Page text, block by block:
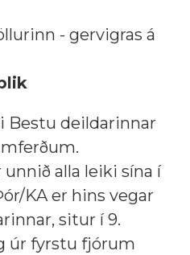
- gervigras á
Bestu deildarinnar
alla leiki sína í
KA er hins vegar
situr í 9.
úr fyrstu fjórum